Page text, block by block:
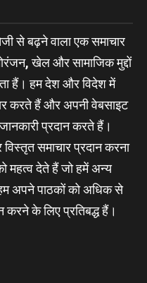
से बढ़ने वाला एक समाचार
खेल और सामाजिक मुद्दों
हैं। हम देश और विदेश में
करते हैं और अपनी वेबसाइट
प्रदान करते हैं।
समाचार प्रदान करना
महत्व देते हैं जो हमें अन्य
अपने पाठकों को अधिक से
करने के लिए प्रतिबद्ध हैं।